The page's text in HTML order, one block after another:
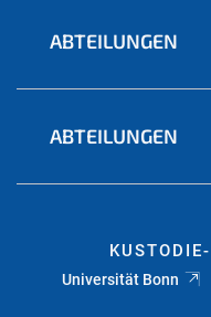
ABTEILUNGEN
ABTEILUNGEN
Universität Bonn